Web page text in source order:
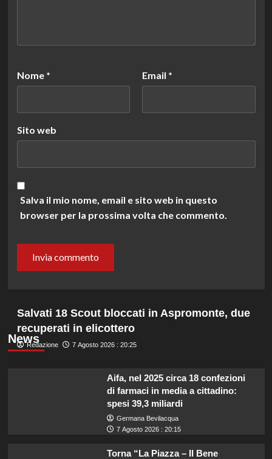
Nome * Email *
Sito web
Salva il mio nome, email e sito web in questo
browser per la prossima volta che commento.
News
Salvati 18 Scout bloccati in Aspromonte, due
recuperati in elicottero
Redazione 7 Agosto 2026 : 20:25
Aifa, nel 2025 circa 18 confezioni
di farmaci in media a cittadino:
spesi 39,3 miliardi
Germana Bevilacqua
7 Agosto 2026 : 20:15
Torna “La Piazza – Il Bene